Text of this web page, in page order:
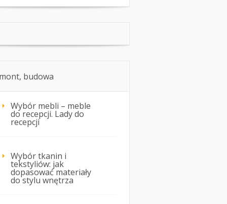
budowa
Wybór mebli – meble
do recepcji. Lady do
recepcji
Wybór tkanin i
tekstyliów: jak
dopasować materiały
do stylu wnętrza